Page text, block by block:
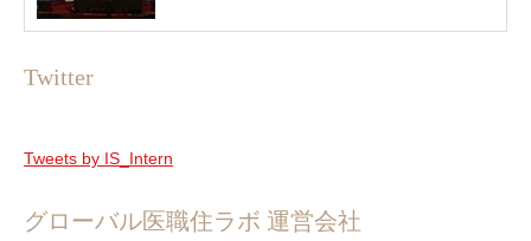
Twitter
Tweets by IS_Intern
グローバル医職住ラボ 運営会社